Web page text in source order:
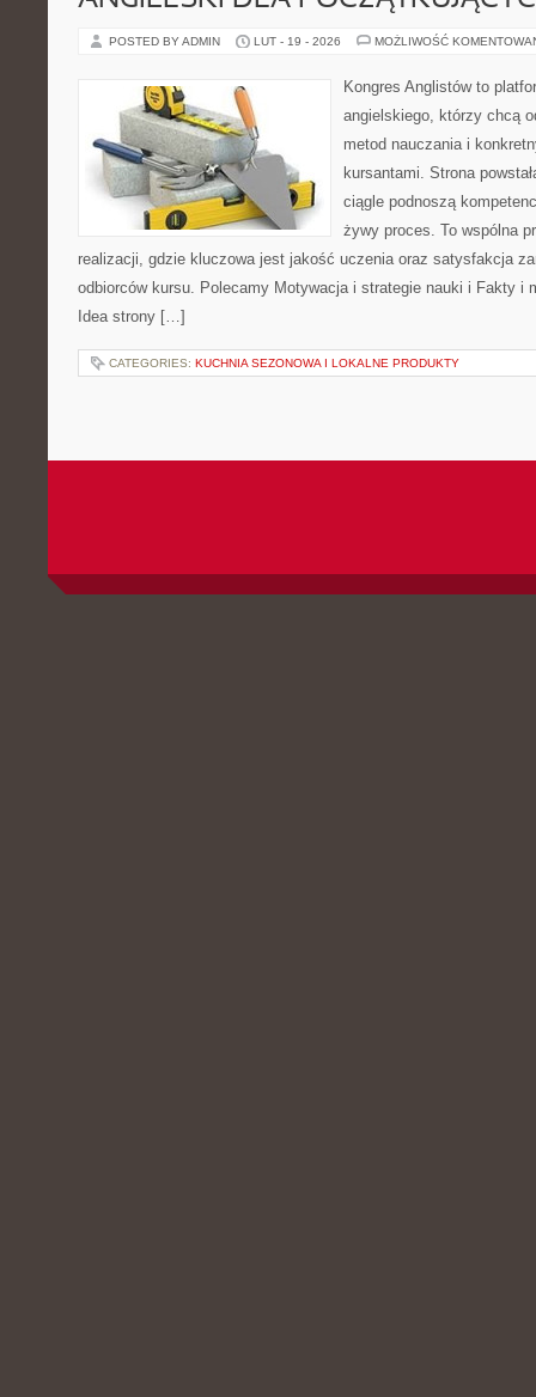
POSTED BY ADMIN LUT - 19 - 2026 MOŻLIWOŚĆ
Kongres Anglistów to
angielskiego, którzy chcą
metod nauczania i
kursantami. Strona
ciągle podnoszą
żywy proces. To wspólna
realizacji, gdzie kluczowa jest jakość uczenia oraz satysfakcja
odbiorców kursu. Polecamy Motywacja i strategie nauki i Fakty i
Idea strony […]
CATEGORIES: KUCHNIA SEZONOWA I LOKALNE PRODUKTY